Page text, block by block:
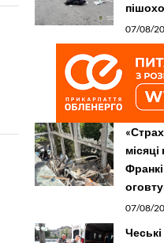
07/08/
07/08/